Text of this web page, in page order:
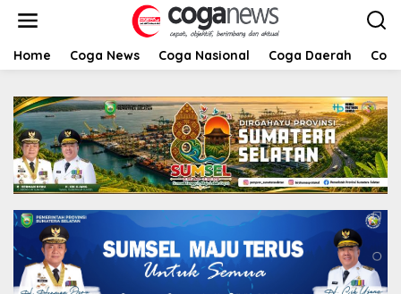
t
Home Coga News Coga Nasional Coga Daerah